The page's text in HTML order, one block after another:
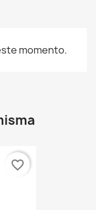
momento.
favorite_border